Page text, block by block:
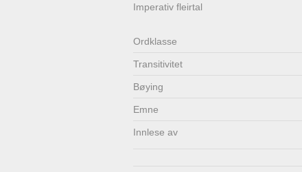
Imperativ fleirtal
Ordklasse
Transitivitet
Bøying
Emne
Innlese av